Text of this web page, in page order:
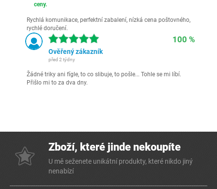
ceny.
Rychlá komunikace, perfektní zabalení, nízká cena poštovného,
rychlé doručení.
100 %
Ověřený zákazník
před 2 týdny
Žádné triky ani fígle, to co slibuje, to pošle... Tohle se mi líbí.
Přišlo mi to za dva dny.
Zboží, které jinde nekoupíte
U mě seženete unikátní produkty, které nikdo jiný
nenabízí